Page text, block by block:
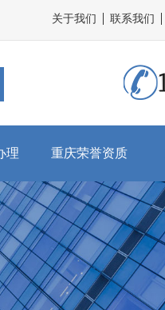
关于我们 联系我们
理 重庆荣誉资质